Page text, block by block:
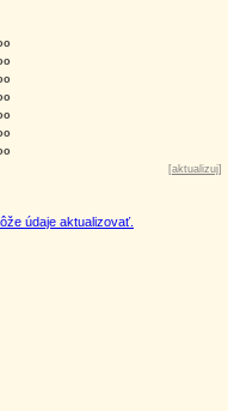
[aktualizuj]
údaje aktualizovať.